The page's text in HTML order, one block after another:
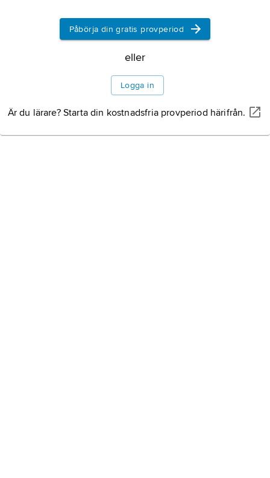
Påbörja din gratis provperiod
eller
Logga in
Är du lärare? Starta din kostnadsfria provperiod härifrån.